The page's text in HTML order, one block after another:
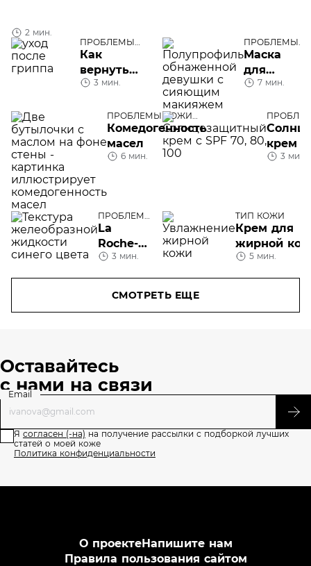
2 мин.
ПРОБЛЕМЫ
КОЖИ ЛИЦА
Как
вернуть
коже
после
гриппа
3 мин.
ПРОБЛЕМЫ
КОЖИ ЛИЦА
Маска
для
сияния
лица в
домашних
условиях
7 мин.
ПРОБЛЕМЫ КОЖИ
ЛИЦА
Комедогенность
масел
6 мин.
ЛИЦА
крем с
80, 100
3 мин.
ПРОБЛЕМЫ
КОЖИ
ЛИЦА
La
Roche-
Posay
3 мин.
ТИП КОЖИ
Крем для
жирной
5 мин.
СМОТРЕТЬ ЕЩЕ
Оставайтесь
с нами на связи
Email
Я согласен (-на) на получение рассылки с подборкой лучших
статей о моей коже
Политика конфиденциальности
О проектеНапишите нам
Правила пользования сайтом